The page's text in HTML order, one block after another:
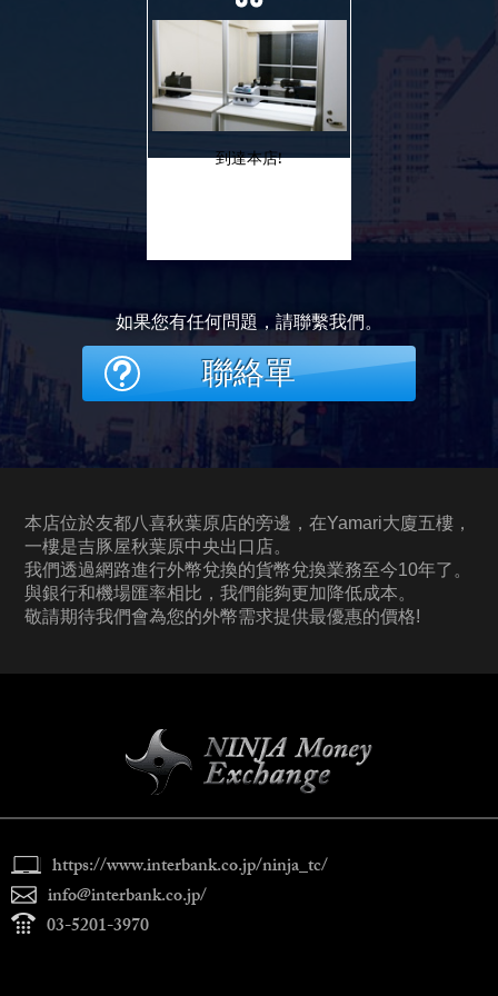
到達本店!
如果您有任何問題，請聯繫我們。
聯絡單
本店位於友都八喜秋葉原店的旁邊，在Yamari大廈五樓，
一樓是吉豚屋秋葉原中央出口店。
我們透過網路進行外幣兌換的貨幣兌換業務至今10年了。
與銀行和機場匯率相比，我們能夠更加降低成本。
敬請期待我們會為您的外幣需求提供最優惠的價格!
https://www.interbank.co.jp/ninja_tc/
info@interbank.co.jp/
03-5201-3970